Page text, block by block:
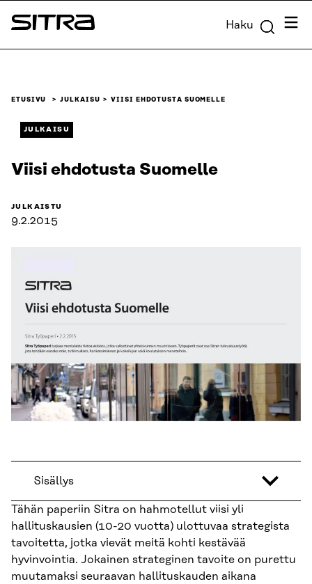
Siirry
suoraan
Sitra Haku
ETUSIVU JULKAISU VIISI EHDOTUSTA SUOMELLE
JULKAISU
Viisi ehdotusta Suomelle
JULKAISTU
9.2.2015
Sisällys
Tähän paperiin Sitra on hahmotellut viisi yli
hallituskausien (10-20 vuotta) ulottuvaa strategista
tavoitetta, jotka vievät meitä kohti kestävää
hyvinvointia. Jokainen strateginen tavoite on purettu
muutamaksi seuraavan hallituskauden aikana